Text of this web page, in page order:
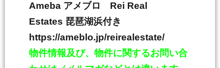
Ameba アメブロ Rei Real
Estates 琵琶湖浜付き
https://ameblo.jp/reirealestate/
物件情報及び、物件に関するお問い合